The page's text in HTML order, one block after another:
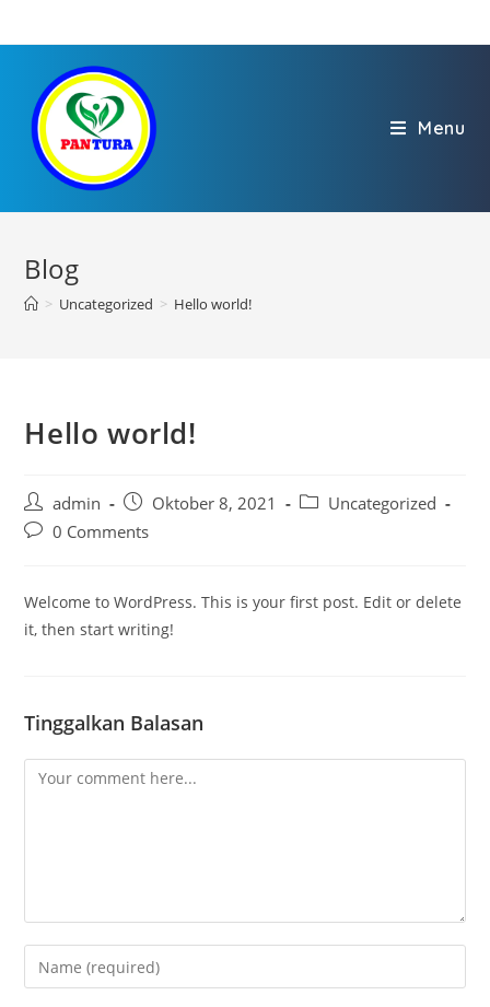
Menu
Blog
> Uncategorized > Hello world!
Hello world!
admin Oktober 8, 2021
Uncategorized
0 Comments
Welcome to WordPress. This is your first post. Edit or delete
it, then start writing!
Tinggalkan Balasan